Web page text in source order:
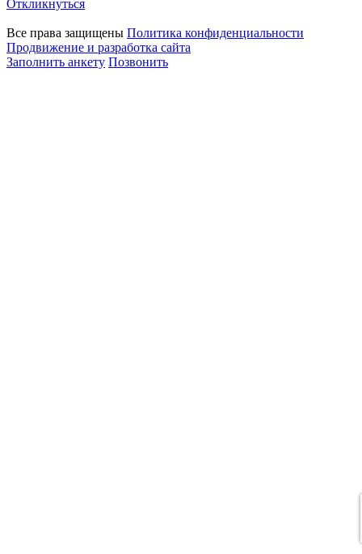
Откликнуться
Все права защищены Политика конфиденциальности
Продвижение и разработка сайта
Заполнить анкету Позвонить